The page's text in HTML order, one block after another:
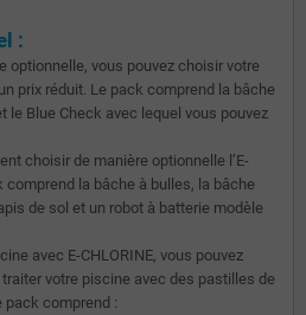
:
optionnelle, vous pouvez choisir votre
prix réduit. Le pack comprend la bâche
le Blue Check avec lequel vous pouvez
choisir de manière optionnelle lʼE-
comprend la bâche à bulles, la bâche
de sol et un robot à batterie modèle
avec E-CHLORINE, vous pouvez
votre piscine avec des pastilles de
pack comprend :